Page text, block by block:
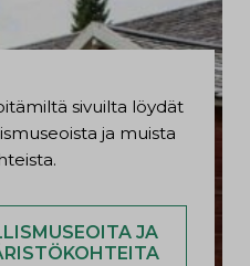
sivuilta löydät
ja muista
JA